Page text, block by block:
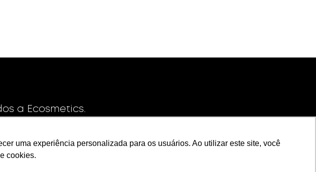
uma experiência personalizada para os usuários. Ao utilizar este site, você
cookies.
a Ecosmetics.
COSMETICOS LTDA